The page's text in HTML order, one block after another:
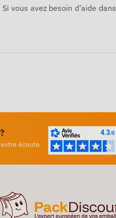
vous avez besoin d’aide dans
écoute